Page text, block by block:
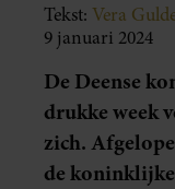
Tekst: Vera
9 januari 2024
De Deense
drukke week
zich.
de